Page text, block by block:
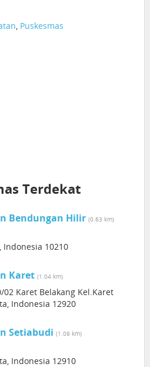
, Puskesmas
Terdekat
Bendungan Hilir (0.63 km)
Indonesia 10210
Karet (1.04 km)
02 Karet Belakang Kel.Karet
Indonesia 12920
Setiabudi (1.09 km)
Indonesia 12910